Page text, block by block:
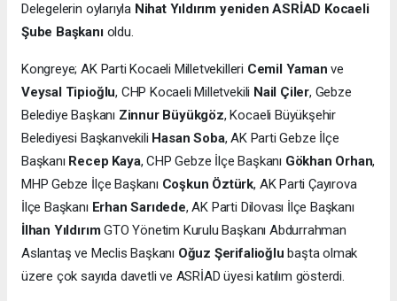
Delegelerin oylarıyla Nihat Yıldırım yeniden ASRİAD Kocaeli
Şube Başkanıoldu.
Kongreye; AK Parti Kocaeli Milletvekilleri Cemil Yaman ve
Veysal Tipioğlu, CHP Kocaeli Milletvekili Nail Çiler, Gebze
Belediye Başkanı Zinnur Büyükgöz, Kocaeli Büyükşehir
Belediyesi Başkanvekili Hasan Soba, AK Parti Gebze İlçe
Başkanı Recep Kaya, CHP Gebze İlçe Başkanı Gökhan Orhan,
MHP Gebze İlçe Başkanı Coşkun Öztürk, AK Parti Çayırova
İlçe Başkanı Erhan Sarıdede, AK Parti Dilovası İlçe Başkanı
İlhan YıldırımGTO Yönetim Kurulu Başkanı Abdurrahman
Aslantaş ve Meclis Başkanı Oğuz Şerifalioğlu başta olmak
üzere çok sayıda davetli ve ASRİAD üyesi katılım gösterdi.